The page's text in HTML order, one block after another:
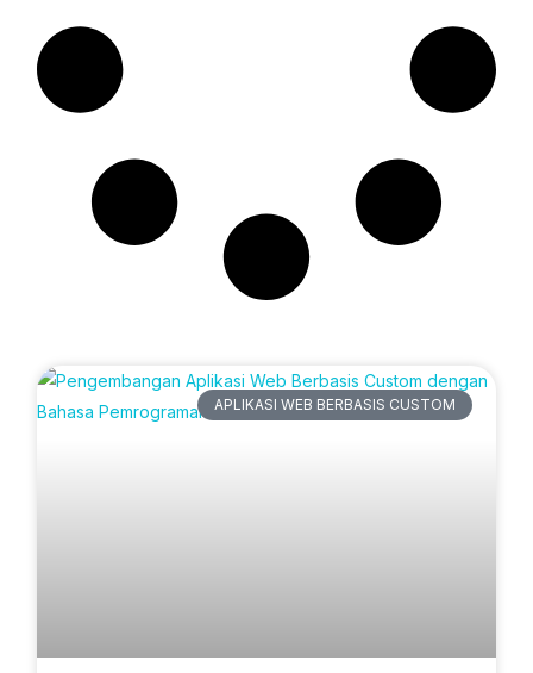
APLIKASI WEB BERBASIS CUSTOM